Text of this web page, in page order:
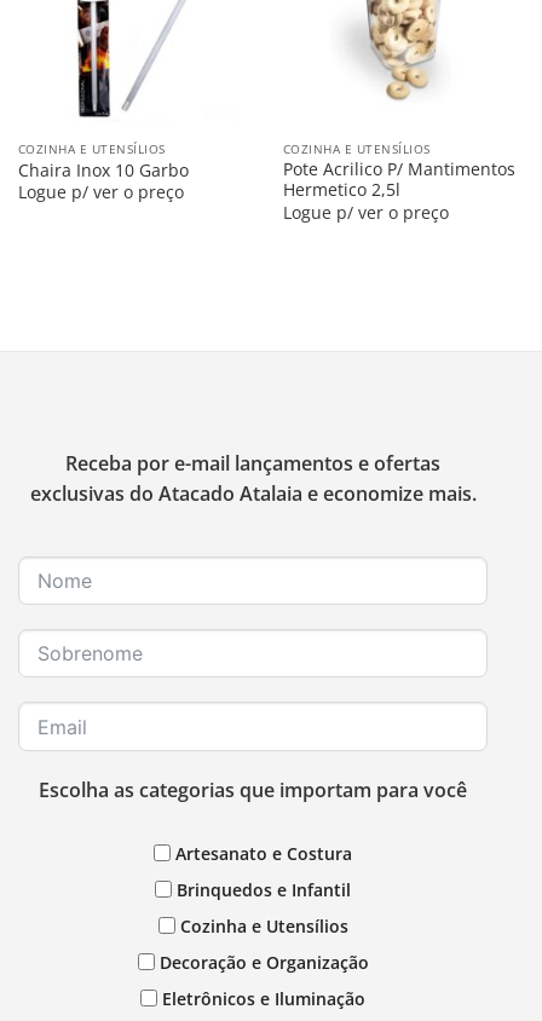
COZINHA E UTENSÍLIOS
Chaira Inox 10 Garbo
Logue p/ ver o preço
COZINHA E UTENSÍLIOS
Pote Acrilico P/ Mantimentos
Hermetico 2,5l
Logue p/ ver o preço
Receba por e-mail lançamentos e ofertas
exclusivas do Atacado Atalaia e economize mais.
Escolha as categorias que importam para você
Artesanato e Costura
Brinquedos e Infantil
Cozinha e Utensílios
Decoração e Organização
Eletrônicos e Iluminação